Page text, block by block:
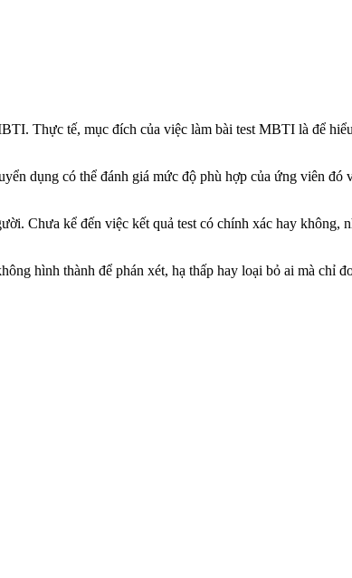
Thực tế, mục đích của việc làm bài test MBTI là để
dụng có thể đánh giá mức độ phù hợp của ứng viên
Chưa kể đến việc kết quả test có chính xác hay không,
hình thành để phán xét, hạ thấp hay loại bỏ ai mà chỉ